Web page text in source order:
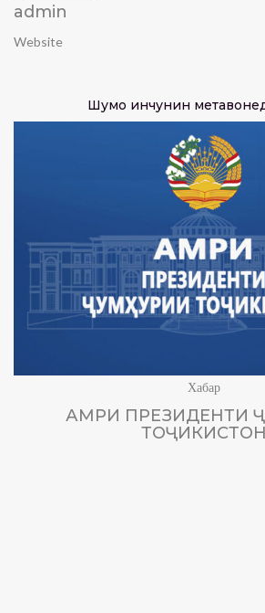
admin
Website
Шумо инчунин
Хабар
АМРИ ПРЕЗИДЕНТИ
ТОҶИКИСТОН